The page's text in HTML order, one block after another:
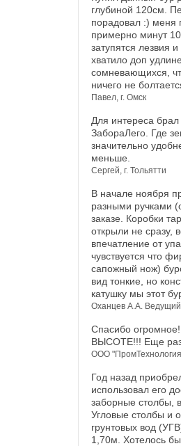
глубиной 120см.
порадовал :) меня
примерно минут
затупятся лезвия
хватило доп
сомневающихся,
ничего не
Павел, г. Омск
Для интереса брал
ЗабораЛего. Где
значительно
меньше.
Сергей, г. Тольятти
В начале ноября
разными ручками
заказе. Коробки
открыли не сразу,
впечатление от
чувствуется что
сапожный нож)
вид тонкие, но
катушку мы этот
Оханцев А.А.
Спасибо
ВЫСОТЕ!!! Еще
ООО
Год назад
использовал его
заборные столбы,
Угловые столбы и
грунтовых вод
1,70м. Хотелось